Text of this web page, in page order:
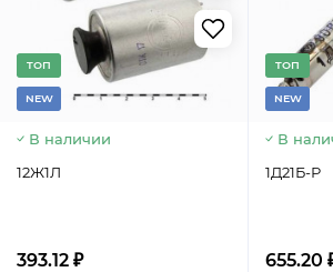
TОП
NEW
В наличии
12Ж1Л
393.12 ₽
TОП
NEW
В
1Д21Б-Р
655.20